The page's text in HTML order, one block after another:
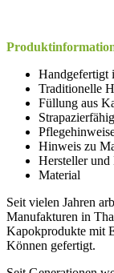
Handgefertigt
Traditionelle
Füllung aus
Hinweis zu
Hersteller
Material
Seit vielen Jahren
Manufakturen in
Kapokprodukte mit
Können gefertigt.